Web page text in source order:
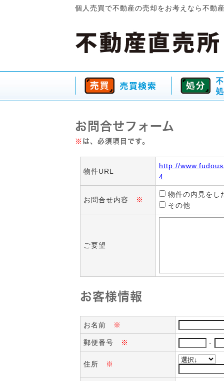
個人売買で不動産の売却をお考えなら不動
お問合せフォーム
※ は、必須項目です。
物件URL
http://
4
お問合せ内容 ※
物件の内見をし
その他
ご要望
お客様情報
お名前 ※
郵便番号 ※ -
住所 ※